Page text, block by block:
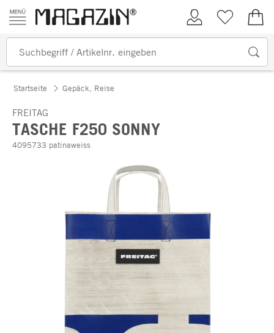
Zum Inhalt springen
Kundenkonto
Merkliste
Startseite Gepäck, Reise
FREITAG
TASCHE F250 SONNY
4095733 patinaweiss